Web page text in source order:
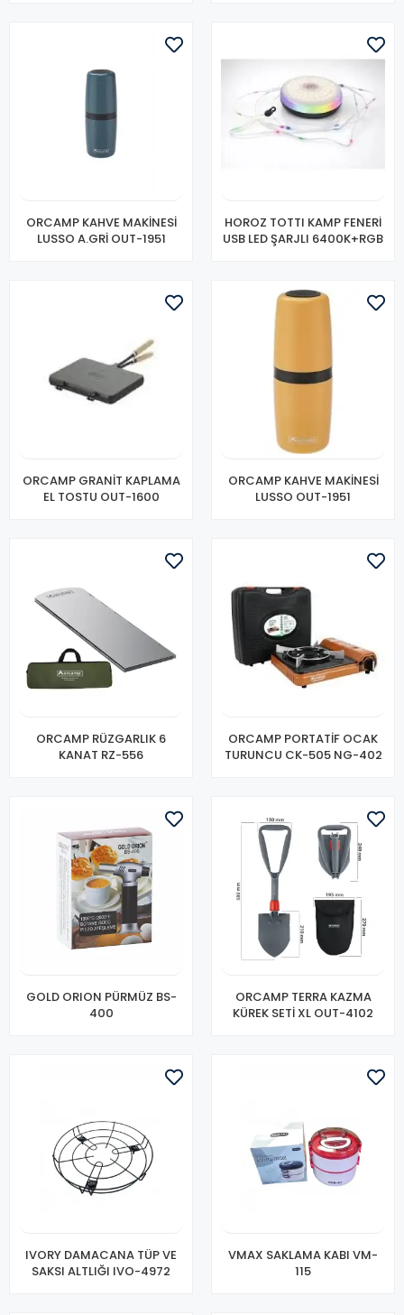
ORCAMP KAHVE MAKİNESİ
LUSSO A.GRİ OUT-1951
HOROZ TOTTI KAMP FENERİ
USB LED ŞARJLI 6400K+RGB
ORCAMP GRANİT KAPLAMA
EL TOSTU OUT-1600
ORCAMP KAHVE MAKİNESİ
LUSSO OUT-1951
ORCAMP RÜZGARLIK 6
KANAT RZ-556
ORCAMP PORTATİF OCAK
TURUNCU CK-505 NG-402
GOLD ORION PÜRMÜZ BS-
400
ORCAMP TERRA KAZMA
KÜREK SETİ XL OUT-4102
IVORY DAMACANA TÜP VE
SAKSI ALTLIĞI IVO-4972
VMAX SAKLAMA KABI VM-
115